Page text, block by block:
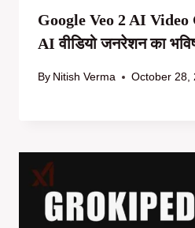
Google Veo 2 AI
AI वीडियो जनरेशन का
By Nitish Verma October 28,